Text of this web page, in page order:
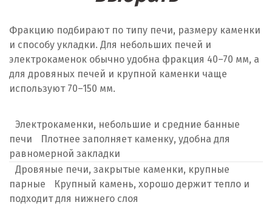
Фракцию подбирают по типу печи, размеру каменки
и способу укладки. Для небольших печей и
электрокаменок обычно удобна фракция 40–70 мм, а
для дровяных печей и крупной каменки чаще
используют 70–150 мм.
Электрокаменки, небольшие и средние банные
печи
Плотнее заполняет каменку, удобна для
равномерной закладки
Дровяные печи, закрытые каменки, крупные
парные
Крупный камень, хорошо держит тепло и
подходит для нижнего слоя